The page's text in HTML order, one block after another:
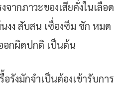
จากภาวะของเสียคั่งในเลือด
งง สับสน เซื่องซึม ชัก หมด
อกผิดปกติ เป็นต้น
รังมักจำเป็นต้องเข้ารับการ